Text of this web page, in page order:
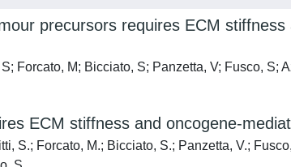
precursors requires ECM stiffness
Forcato, M; Bicciato, S; Panzetta, V; Fusco, S;
ECM stiffness and oncogene-
S.; Forcato, M.; Bicciato, S.; Panzetta, V.;